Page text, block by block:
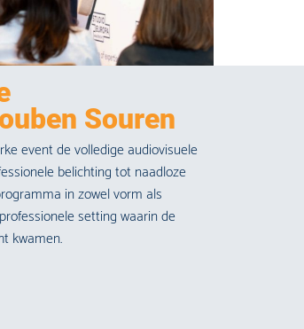
Souren
event de volledige audiovisuele
belichting tot naadloze
in zowel vorm als
setting waarin de
kwamen.